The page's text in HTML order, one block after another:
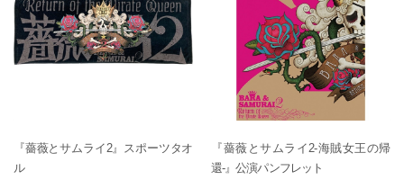
『薔薇とサムライ2』スポーツタオ
ル
『薔薇とサムライ2-海賊女王の帰
還-』公演パンフレット